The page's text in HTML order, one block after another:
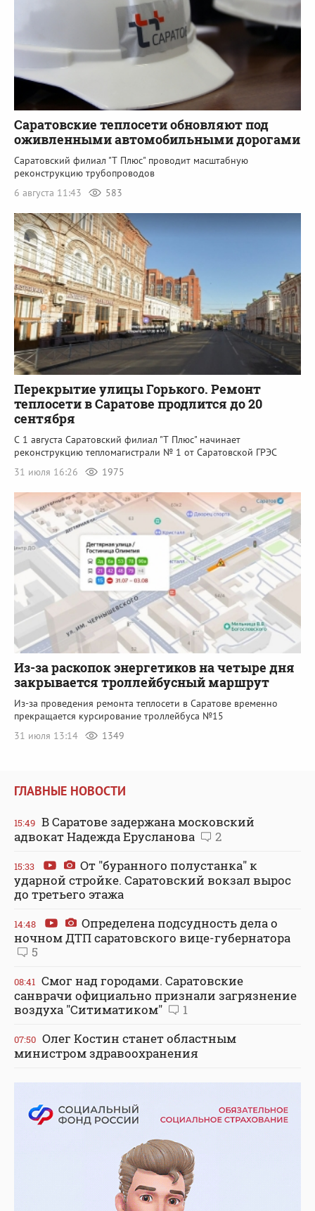
Саратовские теплосети обновляют под
оживленными автомобильными дорогами
Саратовский филиал "Т Плюс" проводит масштабную
реконструкцию трубопроводов
6 августа 11:43
583
Перекрытие улицы Горького. Ремонт
теплосети в Саратове продлится до 20
сентября
С 1 августа Саратовский филиал "Т Плюс" начинает
реконструкцию тепломагистрали № 1 от Саратовской ГРЭС
31 июля 16:26
1975
Из-за раскопок энергетиков на четыре дня
закрывается троллейбусный маршрут
Из-за проведения ремонта теплосети в Саратове временно
прекращается курсирование троллейбуса №15
31 июля 13:14
1349
ГЛАВНЫЕ НОВОСТИ
15:49 В Саратове задержана московский
адвокат Надежда Ерусланова
2
15:33
От "буранного полустанка" к
ударной стройке. Саратовский вокзал вырос
до третьего этажа
14:48
Определена подсудность дела о
ночном ДТП саратовского вице-губернатора
5
08:41 Смог над городами. Саратовские
санврачи официально признали загрязнение
воздуха "Ситиматиком"
1
07:50 Олег Костин станет областным
министром здравоохранения